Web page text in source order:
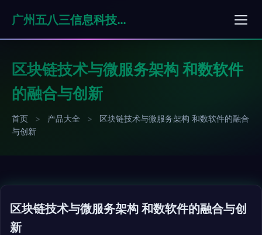
广州五八三信息科技有限公司
区块链技术与微服务架构 和数软件
的融合与创新
首页 > 产品大全 >
区块链技术与微服务架构 和数软件的融合
与创新
区块链技术与微服务架构 和数软件的融合与创
新